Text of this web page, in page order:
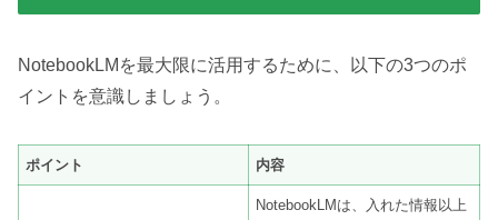
NotebookLMを最大限に活用するために、以下の3つのポ
イントを意識しましょう。
ポイント 内容
NotebookLMは、入れた情報以上